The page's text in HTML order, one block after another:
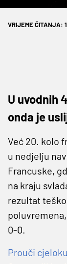
VRIJEME ČITANJA:
U uvodnih
onda je
Već 20. kolo
u nedjelju
Francuske,
na kraju
rezultat
0-0.
Prouči